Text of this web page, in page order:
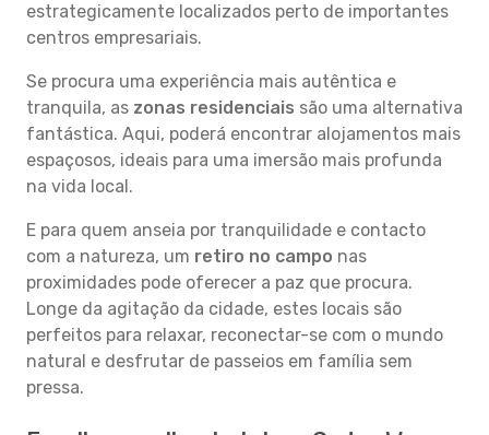
estrategicamente localizados perto de importantes
centros empresariais.
Se procura uma experiência mais autêntica e
tranquila, as zonas residenciais são uma alternativa
fantástica. Aqui, poderá encontrar alojamentos mais
espaçosos, ideais para uma imersão mais profunda
na vida local.
E para quem anseia por tranquilidade e contacto
com a natureza, um retiro no campo nas
proximidades pode oferecer a paz que procura.
Longe da agitação da cidade, estes locais são
perfeitos para relaxar, reconectar-se com o mundo
natural e desfrutar de passeios em família sem
pressa.